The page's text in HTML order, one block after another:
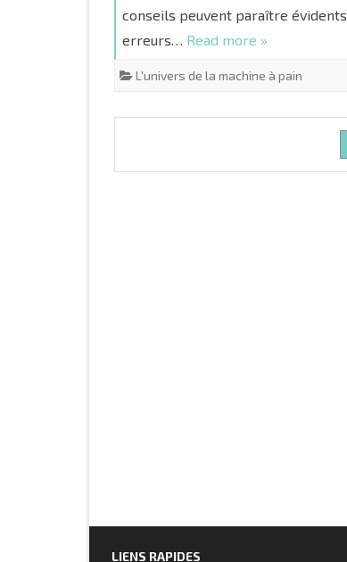
conseils peuvent paraître
erreurs… Read more »
L'univers de la machine à pain
LIENS RAPIDES